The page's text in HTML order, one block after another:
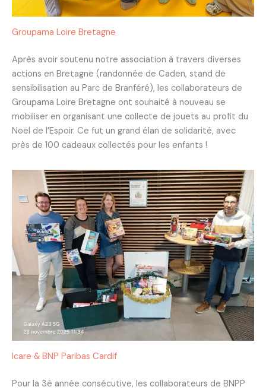
Groupama Loire Bretagne
Après avoir soutenu notre association à travers diverses
actions en Bretagne (randonnée de Caden, stand de
sensibilisation au Parc de Branféré), les collaborateurs de
Groupama Loire Bretagne ont souhaité à nouveau se
mobiliser en organisant une collecte de jouets au profit du
Noël de l’Espoir. Ce fut un grand élan de solidarité, avec
près de 100 cadeaux collectés pour les enfants !
Icare & BNP Paribas Cardif
Pour la 3è année consécutive, les collaborateurs de BNPP